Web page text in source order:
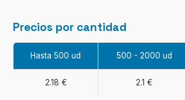
Precios por cantidad
Hasta 500 ud 500 - 2000 ud
2.18 € 2.1 €